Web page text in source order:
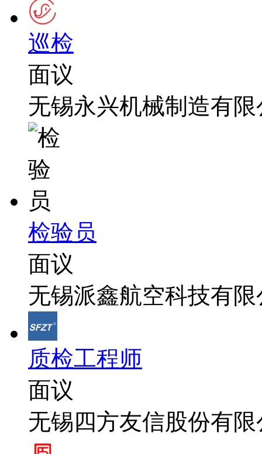
巡检
面议
无锡永兴机械制造有限
检验员
面议
无锡派鑫航空科技有限
质检工程师
面议
无锡四方友信股份有限